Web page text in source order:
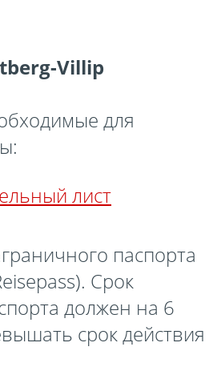
Villip
для
лист
паспорта
Срок
должен на 6
срок действия